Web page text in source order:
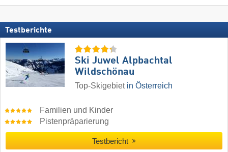
Testberichte
Ski Juwel Alpbachtal
Wildschönau
Top-Skigebiet in Österreich
Familien und Kinder
Pistenpräparierung
Testbericht